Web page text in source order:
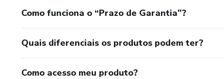
Como funciona o “Prazo de Garantia”?
Quais diferenciais os produtos podem ter?
Como acesso meu produto?